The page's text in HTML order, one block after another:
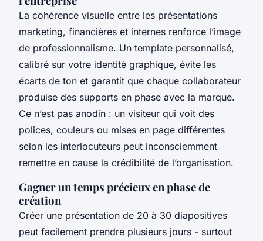
La cohérence visuelle entre les présentations
marketing, financières et internes renforce l’image
de professionnalisme. Un template personnalisé,
calibré sur votre identité graphique, évite les
écarts de ton et garantit que chaque collaborateur
produise des supports en phase avec la marque.
Ce n’est pas anodin : un visiteur qui voit des
polices, couleurs ou mises en page différentes
selon les interlocuteurs peut inconsciemment
remettre en cause la crédibilité de l’organisation.
Gagner un temps précieux en phase de
création
Créer une présentation de 20 à 30 diapositives
peut facilement prendre plusieurs jours - surtout